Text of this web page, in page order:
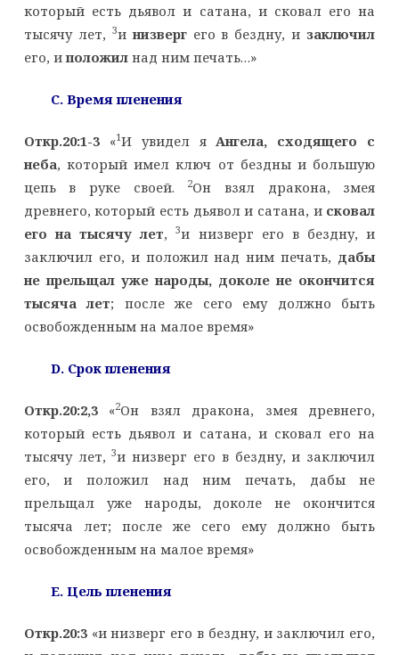
который есть дьявол и сатана, и сковал его на
тысячу лет, 3инизверг его в бездну, и заключил
его, иположилнад ним печать…»
C. Время пленения
Откр.20:1-3«1И увидел я Ангела, сходящего с
неба, который имел ключ от бездны и большую
цепь в руке своей.
2Он взял дракона, змея
древнего, который есть дьявол и сатана, и сковал
его на тысячу лет,3и низверг его в бездну, и
заключил его, и положил над ним печать, дабы
не прельщал уже народы, доколе не окончится
тысяча лет; после же сего ему должно быть
освобожденным на малое время»
D. Срок пленения
Откр.20:2,3«2Он взял дракона, змея древнего,
который есть дьявол и сатана, и сковал его на
тысячу лет,3и низверг его в бездну, и заключил
его, и положил над ним печать, дабы не
прельщал уже народы, доколе не окончится
тысяча лет; после же сего ему должно быть
освобожденным на малое время»
E. Цель пленения
Откр.20:3«и низверг его в бездну, и заключил его,